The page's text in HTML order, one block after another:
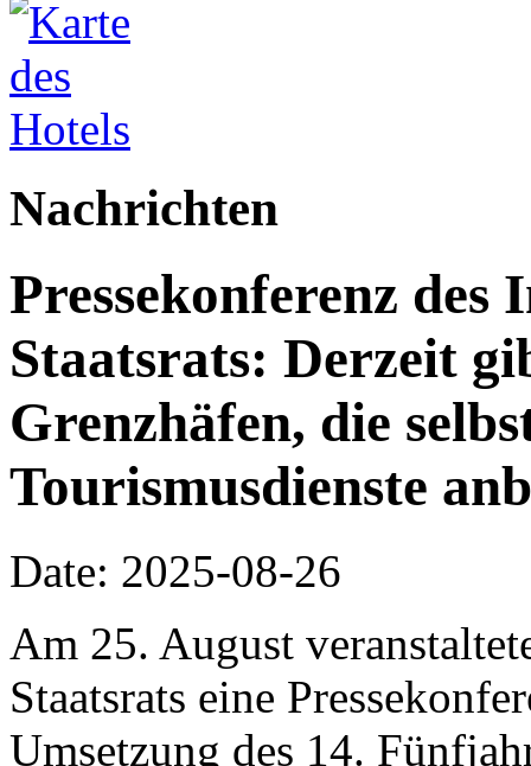
Nachrichten
Pressekonferenz des
Staatsrats: Derzeit
Grenzhäfen, die
Tourismusdienste
Date: 2025-08-26
Am 25. August
Staatsrats eine
Umsetzung des 14.